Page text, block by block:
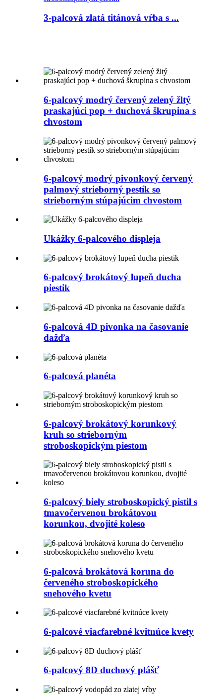
3-palcová zlatá titánová vŕba s ...
6-palcový modrý červený zelený žltý
praskajúci pop + duchová škrupina s
chvostom
6-palcový modrý pivonkový červený
palmový strieborný pestík so
strieborným stúpajúcim chvostom
Ukážky 6-palcového displeja
6-palcový brokátový lupeň ducha
piestik
6-palcová 4D pivonka na časovanie
dažďa
6-palcová planéta
6-palcový brokátový korunkový
kruh so strieborným
stroboskopickým piestom
6-palcový biely stroboskopický pistil s
tmavočervenou brokátovou
korunkou, dvojité koleso
6-palcová brokátová koruna do
červeného stroboskopického
snehového kvetu
6-palcové viacfarebné kvitnúce kvety
6-palcový 8D duchový plášť